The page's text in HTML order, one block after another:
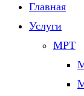
Главная
Услуги
МРТ